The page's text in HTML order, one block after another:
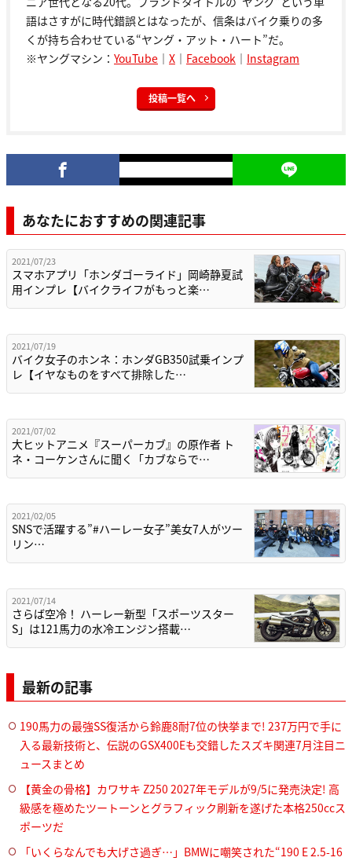
語はさすがに時代錯誤とはなったが、信条はバイク乗りの多
くが持ち合わせている“ヤング・アット・ハート”だ。
※ヤングマシン： YouTube ｜ X ｜ Facebook ｜ Instagram
投稿一覧へ
あなたにおすすめの関連記事
2021/07/23
スマホアプリ「ホンダゴーライド」岡崎静夏試
用インプレ【バイクライフがもっと楽…
2021/07/19
バイク女子のホンネ：ホンダGB350試乗インプ
レ【イヤなものをすべて排除した…
2021/07/02
大ヒットアニメ『スーパーカブ』の原作者 ト
ネ・コーケンさんに聞く「カブならで…
2021/02/05
SNSで活躍する”#ハーレー女子”美女7人がツー
リン…
2021/07/14
さらば空冷！ ハーレー新型「スポーツスター
S」は121馬力の水冷エンジン搭載…
最新の記事
190馬力の最強SS復活から鈴鹿8耐7位の快挙まで! 237万円で手に
入る最新技術と、伝説のGSX400Eも交錯したスズキ関連7月注目ニ
ュースまとめ
【黄金の骨格】カワサキ Z250 2027年モデルが9/5に発売決定! 高
級感を極めたツートーンとグラフィック刷新を遂げた本格250ccス
ポーツだ
「いくらなんでも大げさ過ぎ…」BMWに嘲笑された“190 E 2.5-16